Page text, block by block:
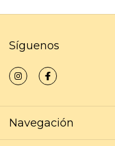
Síguenos
Navegación